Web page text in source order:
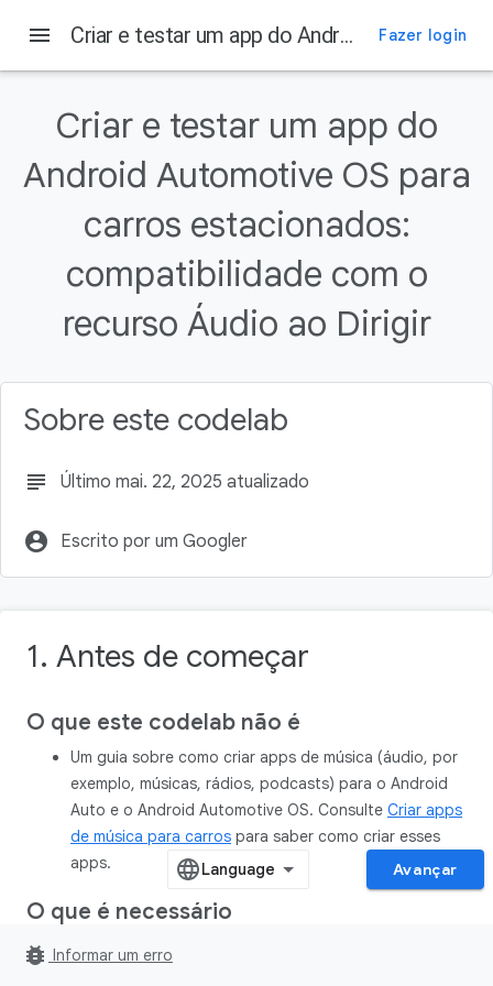
Android Developers
1. Antes de começar
O que este codelab não é
O que é necessário
O que você vai criar
O que você aprenderá
menu Criar e testar um app do Android Automotive OS para carros estacionados: compatibilidade com o recurso Áudio ao Dirigir Fazer login
Criar e testar um app do
Android Automotive OS para
carros estacionados:
compatibilidade com o
recurso Áudio ao Dirigir
Sobre este codelab
subject Último mai. 22, 2025 atualizado
account_circle Escrito por um Googler
1. Antes de começar
O que este codelab não é
Um guia sobre como criar apps de música (áudio, por
exemplo, músicas, rádios, podcasts) para o Android
Auto e o Android Automotive OS. Consulte Criar apps
de música para carros para saber como criar esses
apps.
O que é necessário
A versão mais recente do
Avançar
bug_report Informar um erro